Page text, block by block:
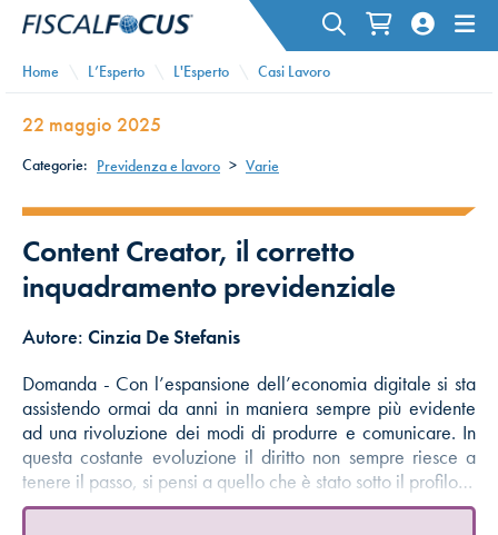
Home L’Esperto L'Esperto Casi Lavoro
22 maggio 2025
Categorie: Previdenza e lavoro > Varie
Content Creator, il corretto
inquadramento previdenziale
Autore: Cinzia De Stefanis
Domanda - Con l’espansione dell’economia digitale si sta
assistendo ormai da anni in maniera sempre più evidente
ad una rivoluzione dei modi di produrre e comunicare. In
questa costante evoluzione il diritto non sempre riesce a
tenere il passo, si pensi a quello che è stato sotto il profilo…